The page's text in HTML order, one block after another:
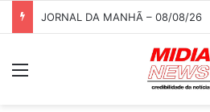
JORNAL DA MANHÃ – 08/08/26